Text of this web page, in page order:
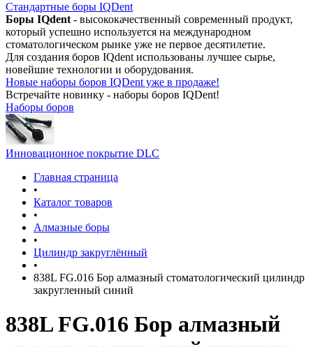
Стандартные боры IQDent
Боры IQdent - высококачественный современный продукт,
который успешно используется на международном
стоматологическом рынке уже не первое десятилетие.
Для создания боров IQdent использованы лучшее сырье,
новейшие технологии и оборудования.
Новые наборы боров IQDent уже в продаже!
Встречайте новинку - наборы боров IQDent!
Наборы боров
Инновационное покрытие DLC
Главная страница
•
Каталог товаров
•
Алмазные боры
•
Цилиндр закруглённый
•
838L FG.016 Бор алмазный стоматологический цилиндр
закругленный синий
838L FG.016 Бор алмазный